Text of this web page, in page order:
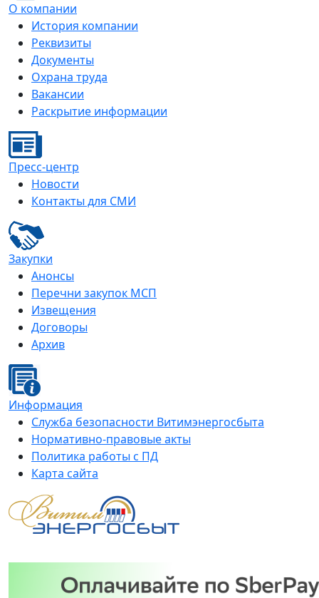
О компании
История компании
Реквизиты
Документы
Охрана труда
Вакансии
Раскрытие информации
Пресс-центр
Новости
Контакты для СМИ
Закупки
Анонсы
Перечни закупок МСП
Извещения
Договоры
Архив
Информация
Служба безопасности Витимэнергосбыта
Нормативно-правовые акты
Политика работы с ПД
Карта сайта